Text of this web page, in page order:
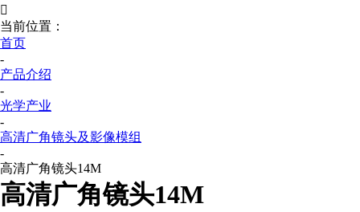

当前位置：
首页
-
产品介绍
-
光学产业
-
高清广角镜头及影像模组
-
高清广角镜头14M
高清广角镜头14M